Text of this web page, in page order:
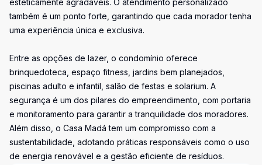
esteticamente agradáveis. O atendimento personalizado
também é um ponto forte, garantindo que cada morador tenha
uma experiência única e exclusiva.
Entre as opções de lazer, o condomínio oferece
brinquedoteca, espaço fitness, jardins bem planejados,
piscinas adulto e infantil, salão de festas e solarium. A
segurança é um dos pilares do empreendimento, com portaria
e monitoramento para garantir a tranquilidade dos moradores.
Além disso, o Casa Madá tem um compromisso com a
sustentabilidade, adotando práticas responsáveis como o uso
de energia renovável e a gestão eficiente de resíduos.